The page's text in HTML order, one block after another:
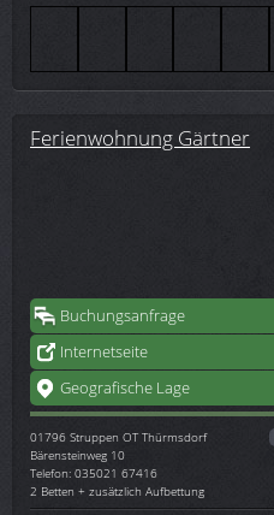
Ferienwohnung Gärtner
Buchungsanfrage
Internetseite
Geografische Lage
01796 Struppen OT Thürmsdorf
Bärensteinweg 10
Telefon: 035021 67416
2 Betten + zusätzlich Aufbettung